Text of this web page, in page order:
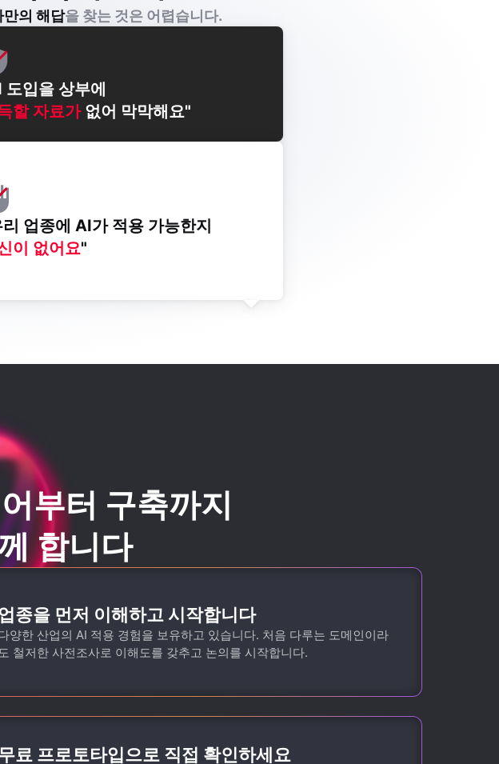
만의 해답을 찾는 것은 어렵습니다.
할 자료가없어 막막해요"
이 없어요"
부터 구축까지
합니다
업종을 먼저 이해하고 시작합니다
양한 산업의 AI 적용 경험을 보유하고 있습니다. 처음 다루는 도메인이라
철저한 사전조사로 이해도를 갖추고 논의를 시작합니다.
료 프로토타입으로 직접 확인하세요